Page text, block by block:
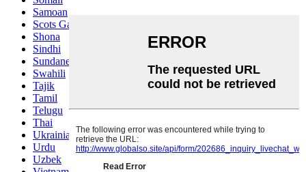
Samoan
Scots Gaelic
Shona
Sindhi
Sundanese
Swahili
Tajik
Tamil
Telugu
Thai
Ukrainian
Urdu
Uzbek